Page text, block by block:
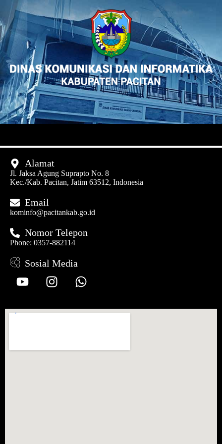
Alamat
Jl. Jaksa Agung Suprapto No. 8
Kec./Kab. Pacitan, Jatim 63512, Indonesia
Email
kominfo@pacitankab.go.id
Nomor Telepon
Phone: 0357-882114
Sosial Media